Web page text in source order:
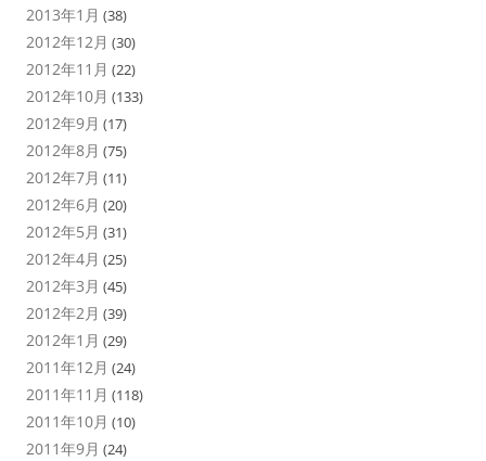
2013年1月 (38)
2012年12月 (30)
2012年11月 (22)
2012年10月 (133)
2012年9月 (17)
2012年8月 (75)
2012年7月 (11)
2012年6月 (20)
2012年5月 (31)
2012年4月 (25)
2012年3月 (45)
2012年2月 (39)
2012年1月 (29)
2011年12月 (24)
2011年11月 (118)
2011年10月 (10)
2011年9月 (24)